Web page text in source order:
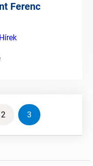
Ferenc
Hírek
2 3